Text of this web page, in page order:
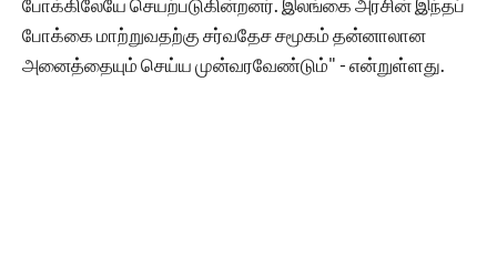
போக்கை மாற்றுவதற்கு சர்வதேச சமூகம் தன்னாலான
அனைத்தையும் செய்ய முன்வரவேண்டும்" - என்றுள்ளது.